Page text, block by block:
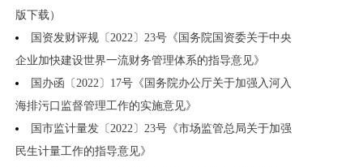
版下载）
国资发财评规〔2022〕23号《国务院国资委关于中央
企业加快建设世界一流财务管理体系的指导意见》
国办函〔2022〕17号《国务院办公厅关于加强入河入
海排污口监督管理工作的实施意见》
国市监计量发〔2022〕23号《市场监管总局关于加强
民生计量工作的指导意见》